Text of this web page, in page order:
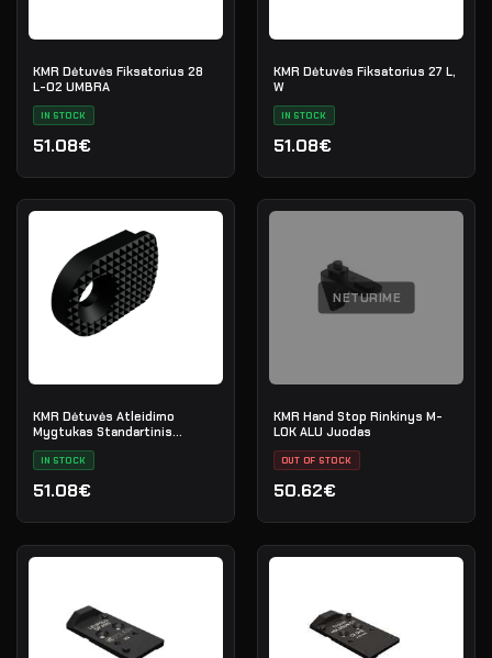
KMR Dėtuvės Fiksatorius 28
L-02 UMBRA
IN STOCK
51.08€
KMR Dėtuvės Fiksatorius 27 L,
W
IN STOCK
51.08€
KMR Dėtuvės Atleidimo
Mygtukas Standartinis
Juodas
IN STOCK
51.08€
NETURIME
KMR Hand Stop Rinkinys M-
LOK ALU Juodas
OUT OF STOCK
50.62€